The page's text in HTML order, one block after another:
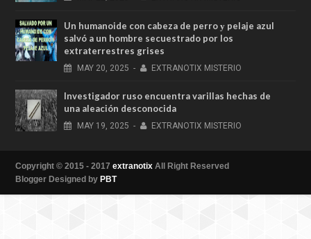
Un humanoide con cabeza de perro у pelaje azul
salvó a un hombre secuestrado por los
extraterrestres grises
MAY 20, 2025 - EXTRANOTIX MISTERIO
Investigador ruso encuentra varillas hechas de
una aleación desconocida
MAY 19, 2025 - EXTRANOTIX MISTERIO
Copyright © 2015 - 2017 extranotix All Right Reserved
Blogger Designed by PBT